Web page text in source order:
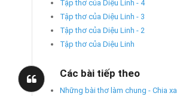
Tập thơ của Diệu Linh - 4
Tập thơ của Diệu Linh - 3
Tập thơ của Diệu Linh - 2
Tập thơ của Diệu Linh
Các bài tiếp theo
Những bài thơ làm chung - Chia xa